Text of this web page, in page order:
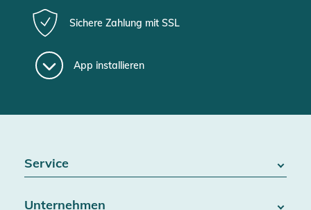
Sichere Zahlung mit SSL
App installieren
Service
Unternehmen